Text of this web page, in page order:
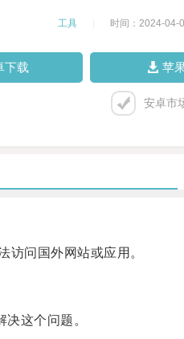
工具 时间：2024-04-
下载 苹
安卓市
问国外网站或应用。
这个问题。